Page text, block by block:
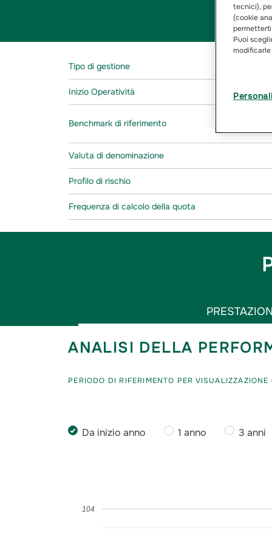
Tipo di gestione
Inizio Operatività
Benchmark di riferimento
Valuta di denominazione
Profilo di rischio
Frequenza di calcolo della quota
ANALISI DELLA
PERIODO DI RIFERIMENTO PER
Da inizio anno 1 anno 3 anni
104
tecnici),
(cookie
Puoi